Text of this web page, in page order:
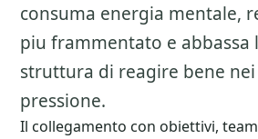
consuma energia mentale,
piu frammentato e abbassa
struttura di reagire bene
pressione.
Il collegamento con obiettivi,